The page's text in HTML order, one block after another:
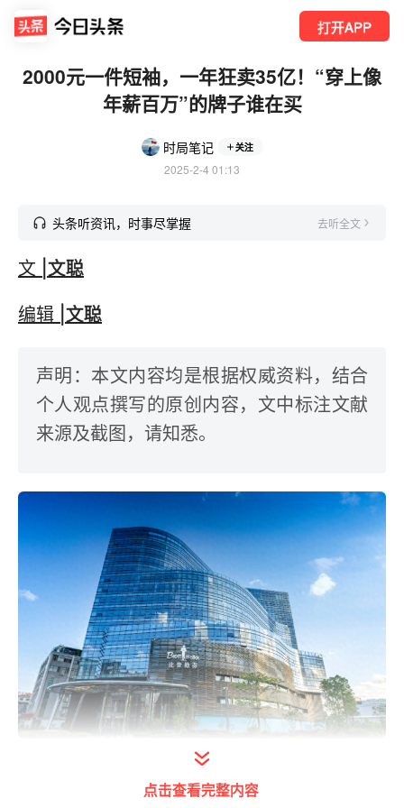
打开APP
2000元一件短袖，一年狂卖35亿！“穿上像
年薪百万”的牌子谁在买
时局笔记 关注
2025-2-4 01:13
头条听资讯，时事尽掌握 去听全文
文 |文聪
编辑 |文聪
声明：本文内容均是根据权威资料，结合
个人观点撰写的原创内容，文中标注文献
来源及截图，请知悉。
比音勒芬办公大楼
前言
点击查看完整内容